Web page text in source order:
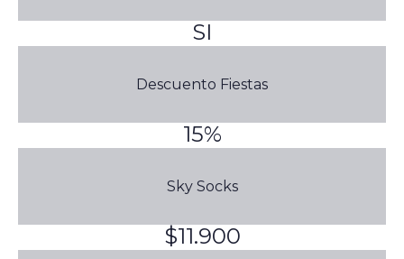
SI
Descuento Fiestas
15%
Sky Socks
$11.900